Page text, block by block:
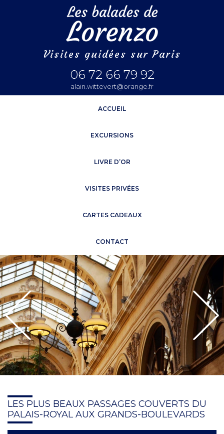
Visites guidées sur Paris
06 72 66 79 92
alain.wittevert@orange.fr
ACCUEIL
EXCURSIONS
LIVRE D’OR
VISITES PRIVÉES
CARTES CADEAUX
CONTACT
LES PLUS BEAUX PASSAGES COUVERTS DU
PALAIS-ROYAL AUX GRANDS-BOULEVARDS